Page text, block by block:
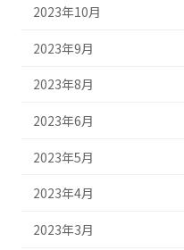
2023年10月
2023年9月
2023年8月
2023年6月
2023年5月
2023年4月
2023年3月